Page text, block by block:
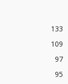
133
109
97
95